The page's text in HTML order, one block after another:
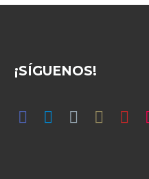
¡SÍGUENOS!